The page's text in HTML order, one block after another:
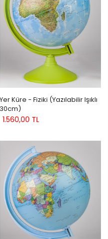
Yer Küre - Fiziki (Yazılabilir Işıklı
30cm)
1.560,00 TL